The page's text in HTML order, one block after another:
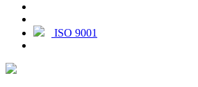
ISO 9001